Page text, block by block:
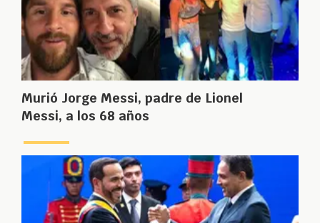
Murió Jorge Messi, padre de Lionel
Messi, a los 68 años